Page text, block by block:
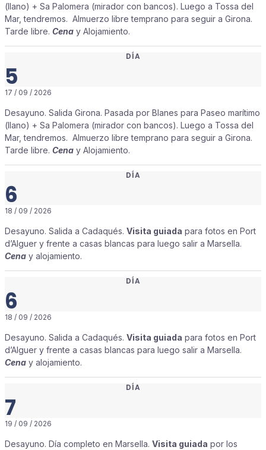
(llano) + Sa Palomera (mirador con bancos). Luego a Tossa del
Mar, tendremos. Almuerzo libre temprano para seguir a Girona.
Tarde libre. Cena y Alojamiento.
DÍA
5
17 / 09 / 2026
Desayuno. Salida Girona. Pasada por Blanes para Paseo marítimo
(llano) + Sa Palomera (mirador con bancos). Luego a Tossa del
Mar, tendremos. Almuerzo libre temprano para seguir a Girona.
Tarde libre. Cena y Alojamiento.
DÍA
6
18 / 09 / 2026
Desayuno. Salida a Cadaqués. Visita guiada para fotos en Port
d’Alguer y frente a casas blancas para luego salir a Marsella.
Cena y alojamiento.
DÍA
6
18 / 09 / 2026
Desayuno. Salida a Cadaqués. Visita guiada para fotos en Port
d’Alguer y frente a casas blancas para luego salir a Marsella.
Cena y alojamiento.
DÍA
7
19 / 09 / 2026
Desayuno. Día completo en Marsella. Visita guiada por los